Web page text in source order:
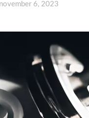
november 6, 2023